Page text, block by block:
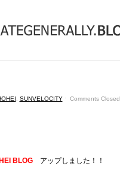
SUNVELOCITYˑ Comments Closed
BLOGアップしました！！